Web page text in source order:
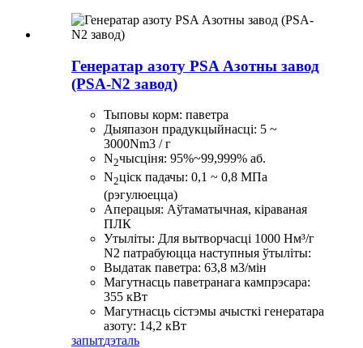
Генератар азоту PSA Азотны завод
(PSA-N2 завод)
Тыповы корм: паветра
Дыяпазон прадукцыйнасці: 5 ~
3000Nm3 / г
N2чысціня: 95%~99,999% аб.
N2ціск падачы: 0,1 ~ 0,8 МПа
(рэгулюецца)
Аперацыя: Аўтаматычная, кіраваная
ПЛК
Утыліты: Для вытворчасці 1000 Нм³/г
N2 патрабуюцца наступныя ўтыліты:
Выдатак паветра: 63,8 м3/мін
Магутнасць паветранага кампрэсара:
355 кВт
Магутнасць сістэмы ачысткі генератара
азоту: 14,2 кВт
запытдэталь